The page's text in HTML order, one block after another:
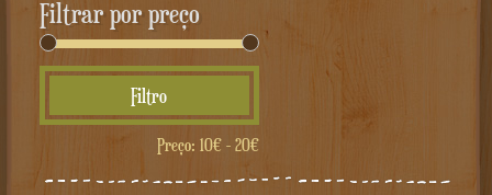
Filtrar por preço
mínimo
máximo
Filtro
Preço: 10€- 20€